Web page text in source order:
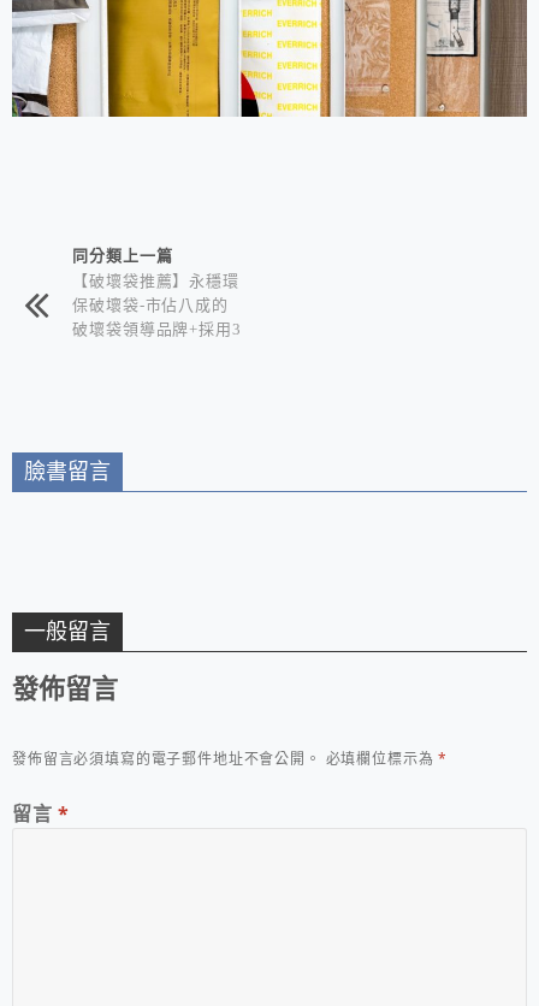
相連文章同分類上一篇
【破壞袋推薦】永穩環
保破壞袋-市佔八成的
破壞袋領導品牌+採用3
臉書留言
一般留言
發佈留言
發佈留言必須填寫的電子郵件地址不會公開。 必填欄位標示為*
留言 *